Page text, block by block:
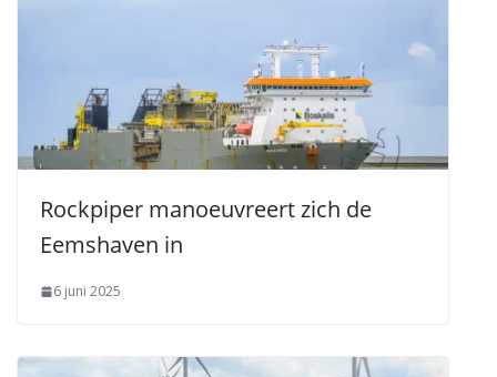
Rockpiper manoeuvreert zich de
Eemshaven in
6 juni 2025